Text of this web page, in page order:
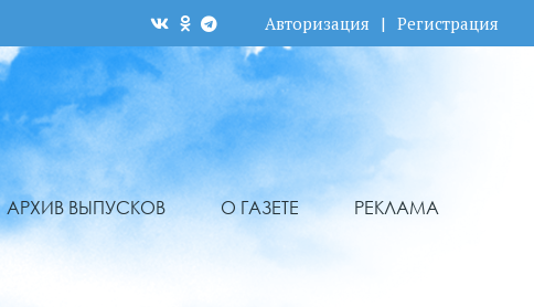
Авторизация | Регистрация
АРХИВ ВЫПУСКОВ О ГАЗЕТЕ РЕКЛАМА